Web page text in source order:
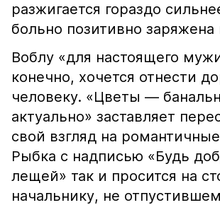
разжигается гораздо
больно позитивно
Воблу «для настоящего
конечно, хочется отнести
человеку. «Цветы —
актуально» заставляет
свой взгляд на
Рыбка с надписью «Будь
лещей» так и просится на
начальнику, не